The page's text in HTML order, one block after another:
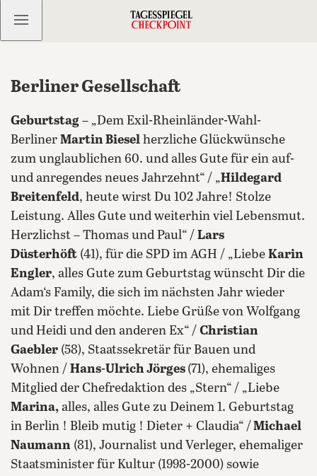
Kostenlos anmelden
Berliner Gesellschaft
Geburtstag – „Dem Exil-Rheinländer-Wahl-
Berliner Martin Biesel herzliche Glückwünsche
zum unglaublichen 60. und alles Gute für ein auf-
und anregendes neues Jahrzehnt“ / „Hildegard
Breitenfeld, heute wirst Du 102 Jahre! Stolze
Leistung. Alles Gute und weiterhin viel Lebensmut.
Herzlichst – Thomas und Paul“ / Lars
Düsterhöft (41), für die SPD im AGH / „Liebe Karin
Engler, alles Gute zum Geburtstag wünscht Dir die
Adam‘s Family, die sich im nächsten Jahr wieder
mit Dir treffen möchte. Liebe Grüße von Wolfgang
und Heidi und den anderen Ex“ / Christian
Gaebler (58), Staatssekretär für Bauen und
Wohnen / Hans-Ulrich Jörges (71), ehemaliges
Mitglied der Chefredaktion des „Stern“ / „Liebe
Marina, alles, alles Gute zu Deinem 1. Geburtstag
in Berlin ! Bleib mutig ! Dieter + Claudia“ / Michael
Naumann (81), Journalist und Verleger, ehemaliger
Staatsminister für Kultur (1998-2000) sowie